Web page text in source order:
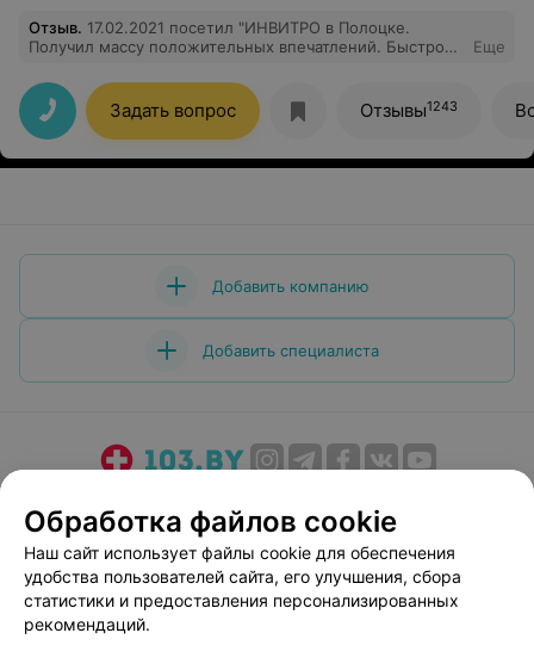
Отзыв. 17.02.2021 посетил "ИНВИТРО в Полоцке.
Получил массу положительных впечатлений. Быстро
Оформление заказа и взятие материалов для анализа
прошло быстро и четко. Все на высшем уровне.
Остался очень доволен.
Еще
Задать вопрос Отзывы1243
Добавить компанию
Добавить специалиста
Медицинский маркетинг
Публичный договор
Пользовательское соглашение
Способы оплаты
Вакансии
Партнеры
Написать руководителю 103.by
Обработка файлов cookie
Наш сайт использует файлы cookie для обеспечения
удобства пользователей сайта, его улучшения, сбора
статистики и предоставления персонализированных
рекомендаций.